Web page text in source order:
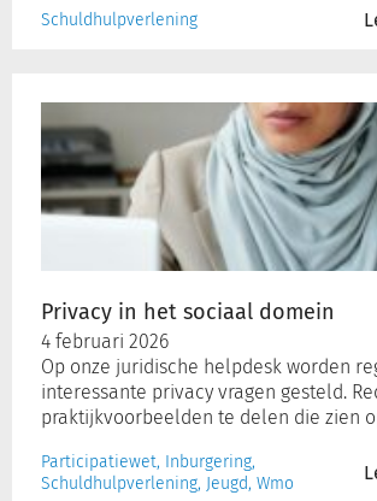
Schuldhulpverlening
Privacy in het sociaal domein
4 februari 2026
Op onze juridische helpdesk worden
interessante privacy vragen gesteld.
praktijkvoorbeelden te delen die zien
Participatiewet, Inburgering,
Schuldhulpverlening, Jeugd, Wmo
het
sociaal
domein